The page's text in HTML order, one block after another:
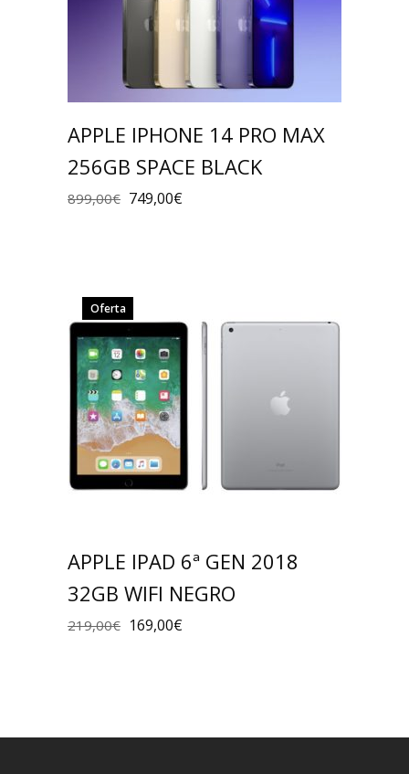
APPLE IPHONE 14 PRO MAX
256GB SPACE BLACK
899,00€ 749,00€
Oferta
APPLE IPAD 6ª GEN 2018
32GB WIFI NEGRO
219,00€ 169,00€